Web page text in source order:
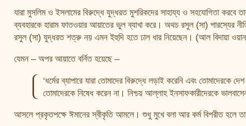
যারা মুসলিম ও ইসলামের বিরুদ্ধে যুদ্ধরত মুশরিকদের সাহায্য ও সহযোগিতা
ব্যবহারকে হারাম ফাতওয়ার আয়াতের ভুল ব্যাখা করে। অথচ রসুল (সা) পারস্যের
রসুল (সা) যুদ্ধরত শত্রু নয় এমন ইহুদি হতে ঢাল ধার নিয়েছেন। (আল বিদায়া ওয়ান
যেমন – অপর আয়াতে বর্নিত হয়েছে –
‘ধর্মের ব্যাপারে যারা তোমাদের বিরুদ্ধে লড়াই করেনি এবং
তোমাদেরকে নিষেধ করেন না। নিশ্চয় আল্লাহ ইনসাফকারীদেরকে
আসলে প্রকৃতপক্ষে ঈমানের স্বীকৃতি আমলে। শুধু মুখে বলা আর কর্ম বিপরীত হলে